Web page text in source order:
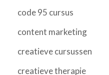
code 95 cursus
content marketing
creatieve cursussen
creatieve therapie